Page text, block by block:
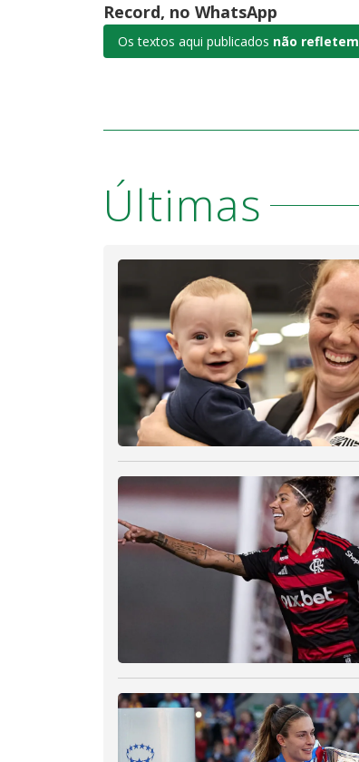
Record, no WhatsApp
Os textos aqui publicados não refletem
Últimas